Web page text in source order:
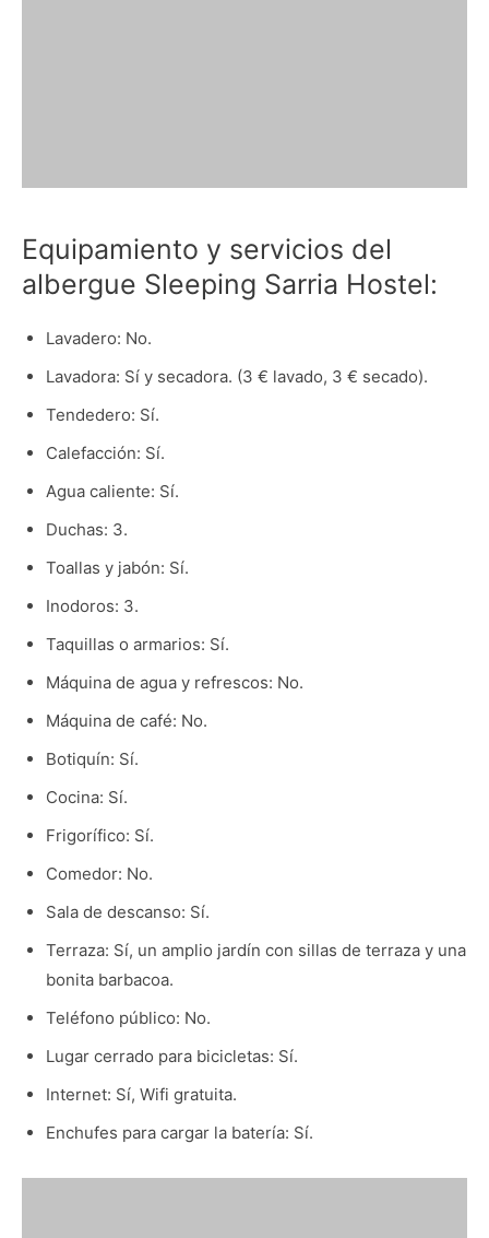
Equipamiento y servicios del
albergue Sleeping Sarria Hostel:
Lavadero: No.
Lavadora: Sí y secadora. (3 € lavado, 3 € secado).
Tendedero: Sí.
Calefacción: Sí.
Agua caliente: Sí.
Duchas: 3.
Toallas y jabón: Sí.
Inodoros: 3.
Taquillas o armarios: Sí.
Máquina de agua y refrescos: No.
Máquina de café: No.
Botiquín: Sí.
Cocina: Sí.
Frigorífico: Sí.
Comedor: No.
Sala de descanso: Sí.
Terraza: Sí, un amplio jardín con sillas de terraza y una
bonita barbacoa.
Teléfono público: No.
Lugar cerrado para bicicletas: Sí.
Internet: Sí, Wifi gratuita.
Enchufes para cargar la batería: Sí.